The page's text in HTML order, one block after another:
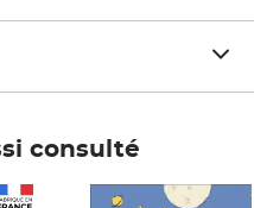
consulté
Prix 6,25€ HT